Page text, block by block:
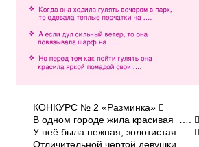
КОНКУРС № 2 «Разминка» 
В одном городе жила красивая …. 
У неё была нежная, золотистая …. 
Отличительной чертой девушки